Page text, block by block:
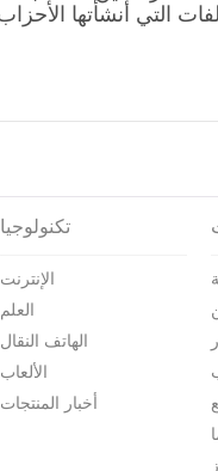
تكنولوجيا
الإنترنت
العلم
الهاتف النقال
الألعاب
أخبار المنتجات